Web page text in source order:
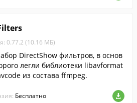
0.77.2 (10.16 МБ)
DirectShow фильтров, в основ
легли библиотеки libavformat
из состава ffmpeg.
Бесплатно